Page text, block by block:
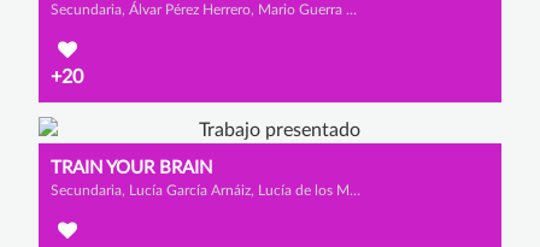
Secundaria, Álvar Pérez Herrero, Mario Guerra Rodríguez y Fernando Díez Martínez
+20
TRAIN YOUR BRAIN
Secundaria, Lucía García Arnáiz, Lucía de los Mozos Ibáñez y Diana Murillo Arce